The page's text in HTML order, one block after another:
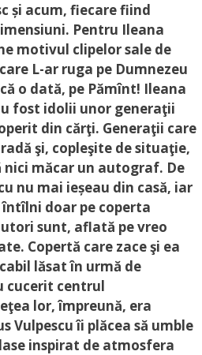
și acum, fiecare fiind
Pentru Ileana
motivul clipelor sale de
L-ar ruga pe Dumnezeu
o dată, pe Pămînt! Ileana
fost idolii unor generaţii
din cărţi. Generaţii care
şi, copleşite de situaţie,
nici măcar un autograf. De
nu mai ieșeau din casă, iar
doar pe coperta
sunt, aflată pe vreo
Copertă care zace şi ea
lăsat în urmă de
cucerit centrul
lor, împreună, era
Vulpescu îi plăcea să umble
inspirat de atmosfera